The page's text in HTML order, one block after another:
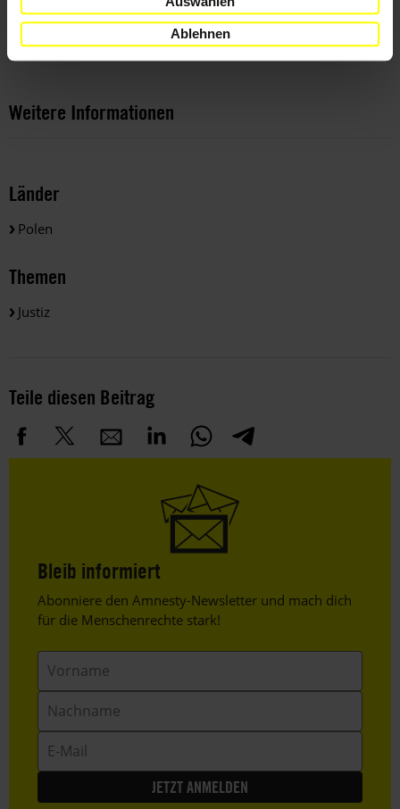
Ablehnen
er für den Fall, dass die EuGH-Urteile zur Justizreform den
Interessen der PiS zuwiderliefen. Unklar ist nur, ob Warschau
wirklich so weit gehen würde.
Weitere Informationen
Länder
Polen
Themen
Justiz
Teile diesen Beitrag
Bleib informiert
Header
Text
Abonniere den Amnesty-Newsletter und mach dich
für die Menschenrechte stark!
Mail